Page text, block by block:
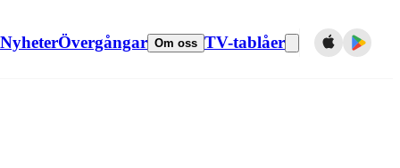
NyheterÖvergångar Om oss TV-tablåer